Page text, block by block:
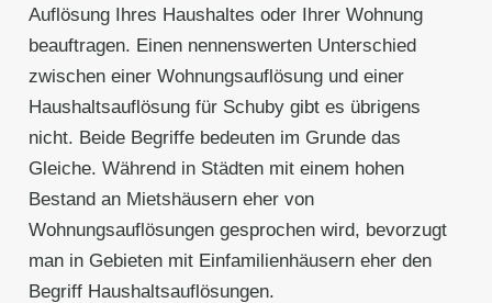
Auflösung Ihres Haushaltes oder Ihrer Wohnung
beauftragen. Einen nennenswerten Unterschied
zwischen einer Wohnungsauflösung und einer
Haushaltsauflösung für Schuby gibt es übrigens
nicht. Beide Begriffe bedeuten im Grunde das
Gleiche. Während in Städten mit einem hohen
Bestand an Mietshäusern eher von
Wohnungsauflösungen gesprochen wird, bevorzugt
man in Gebieten mit Einfamilienhäusern eher den
Begriff Haushaltsauflösungen.